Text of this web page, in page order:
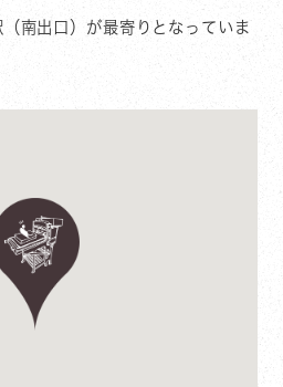
南出口）が最寄りとなっていま